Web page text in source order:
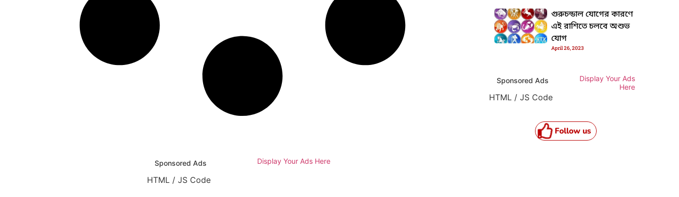
Sponsored Ads Display Your Ads Here
HTML / JS Code
গুরুচন্ডাল যোগের কারণে
এই রাশিতে চলবে অশুভ
যোগ
April 26, 2023
Sponsored Ads
Display Your Ads
Here
HTML / JS Code
Follow us